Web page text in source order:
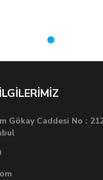
Gökay Caddesi No :